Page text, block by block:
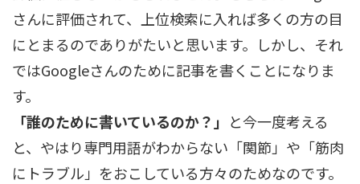
さんに評価されて、上位検索に入れば多くの方の目
にとまるのでありがたいと思います。しかし、それ
ではGoogleさんのために記事を書くことになりま
す。
「誰のために書いているのか？」 と今一度考える
と、やはり専門用語がわからない「関節」や「筋肉
にトラブル」をおこしている方々のためなのです。